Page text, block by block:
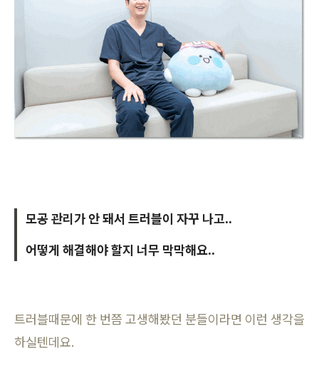
모공 관리가 안 돼서 트러블이 자꾸 나고..
어떻게 해결해야 할지 너무 막막해요..
트러블때문에 한 번쯤 고생해봤던 분들이라면 이런 생각을
하실텐데요.